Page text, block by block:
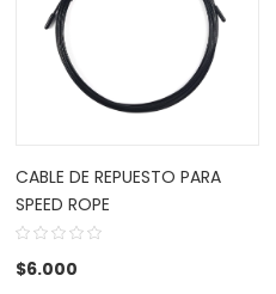
CABLE DE REPUESTO PARA
SPEED ROPE
$6.000